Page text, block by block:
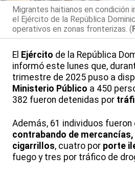
Migrantes haitianos en condición
el Ejército de la República
operativos en zonas fronterizas. (
El Ejército de la República
informó este lunes que,
trimestre de 2025 puso a
Ministerio Público a 450
382 fueron detenidas por
Además, 61 individuos fueron
contrabando de mercancías,
cigarrillos, cuatro por porte
fuego y tres por tráfico de